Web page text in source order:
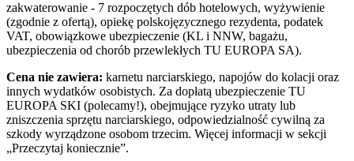
zakwaterowanie - 7 rozpoczętych dób hotelowych, wyżywienie
(zgodnie z ofertą), opiekę polskojęzycznego rezydenta, podatek
VAT, obowiązkowe ubezpieczenie (KL i NNW, bagażu,
ubezpieczenia od chorób przewlekłych TU EUROPA SA).
Cena nie zawiera: karnetu narciarskiego, napojów do kolacji oraz
innych wydatków osobistych. Za dopłatą ubezpieczenie TU
EUROPA SKI (polecamy!), obejmujące ryzyko utraty lub
zniszczenia sprzętu narciarskiego, odpowiedzialność cywilną za
szkody wyrządzone osobom trzecim. Więcej informacji w sekcji
„Przeczytaj koniecznie”.